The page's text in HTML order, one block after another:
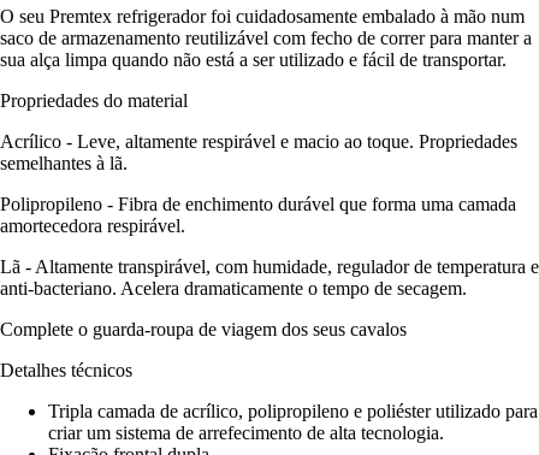
O seu Premtex refrigerador foi cuidadosamente embalado à mão num
saco de armazenamento reutilizável com fecho de correr para manter a
sua alça limpa quando não está a ser utilizado e fácil de transportar.
Propriedades do material
Acrílico - Leve, altamente respirável e macio ao toque. Propriedades
semelhantes à lã.
Polipropileno - Fibra de enchimento durável que forma uma camada
amortecedora respirável.
Lã - Altamente transpirável, com humidade, regulador de temperatura e
anti-bacteriano. Acelera dramaticamente o tempo de secagem.
Complete o guarda-roupa de viagem dos seus cavalos
Detalhes técnicos
Tripla camada de acrílico, polipropileno e poliéster utilizado para
criar um sistema de arrefecimento de alta tecnologia.